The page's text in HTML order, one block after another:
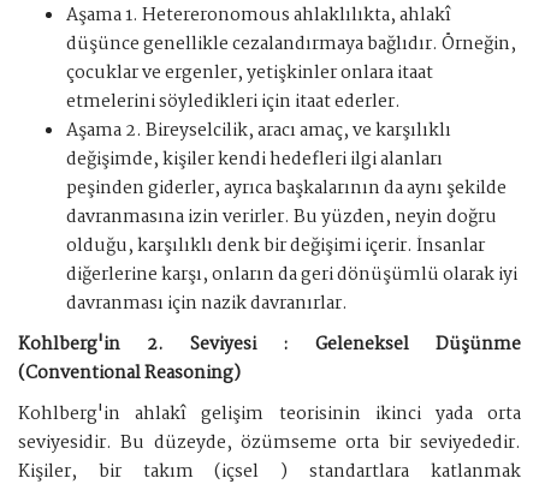
Aşama 1. Hetereronomous ahlaklılıkta, ahlakî
düşünce genellikle cezalandırmaya bağlıdır. Örneğin,
çocuklar ve ergenler, yetişkinler onlara itaat
etmelerini söyledikleri için itaat ederler.
Aşama 2. Bireyselcilik, aracı amaç, ve karşılıklı
değişimde, kişiler kendi hedefleri ilgi alanları
peşinden giderler, ayrıca başkalarının da aynı şekilde
davranmasına izin verirler. Bu yüzden, neyin doğru
olduğu, karşılıklı denk bir değişimi içerir. İnsanlar
diğerlerine karşı, onların da geri dönüşümlü olarak iyi
davranması için nazik davranırlar.
Kohlberg'in 2. Seviyesi : Geleneksel Düşünme
(Conventional Reasoning)
Kohlberg'in ahlakî gelişim teorisinin ikinci yada orta
seviyesidir. Bu düzeyde, özümseme orta bir seviyededir.
Kişiler, bir takım (içsel ) standartlara katlanmak